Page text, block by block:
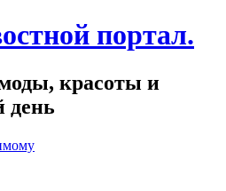
портал.
красоты и
день